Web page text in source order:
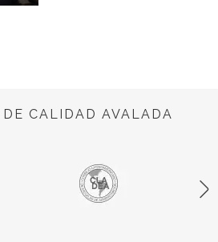
CALIDAD AVALADA